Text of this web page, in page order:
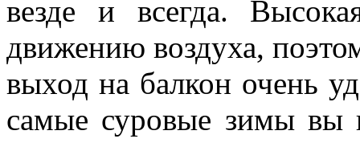
везде и всегда.
движению воздуха,
выход на балкон очень
самые суровые зимы вы